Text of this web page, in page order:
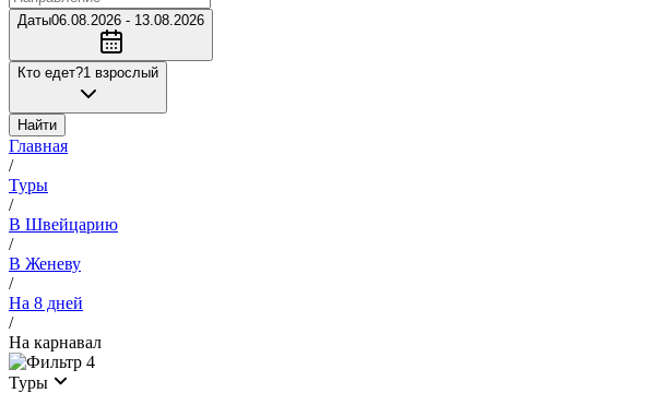
Даты06.08.2026 - 13.08.2026
Кто едет?1 взрослый
Найти
Главная
/
Туры
/
В Швейцарию
/
В Женеву
/
На 8 дней
/
На карнавал
4
Туры